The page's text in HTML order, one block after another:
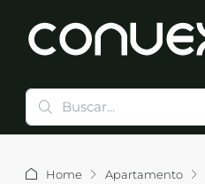
Home Apartamento